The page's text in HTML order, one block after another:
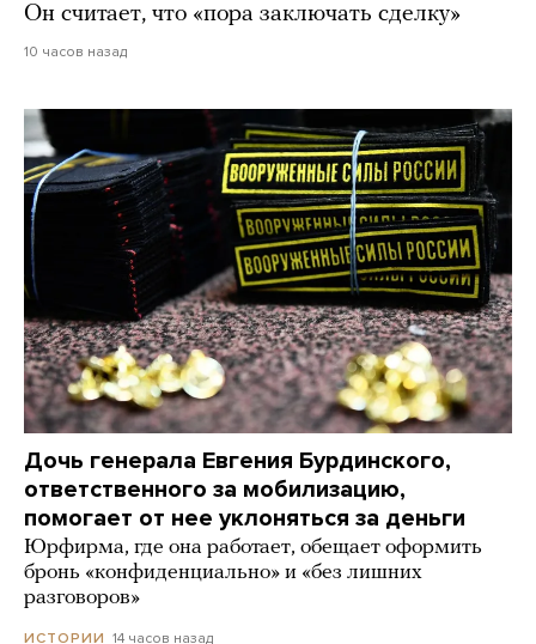
Он считает, что «пора заключать сделку»
10 часов назад
Дочь генерала Евгения Бурдинского,
ответственного за мобилизацию,
помогает от нее уклоняться за деньги
Юрфирма, где она работает, обещает оформить
бронь «конфиденциально» и «без лишних
разговоров»
ИСТОРИИ 14 часов назад